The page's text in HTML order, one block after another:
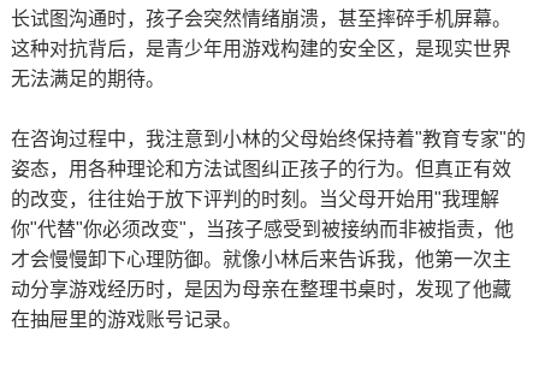
长试图沟通时，孩子会突然情绪崩溃，甚至摔碎手机屏幕。
这种对抗背后，是青少年用游戏构建的安全区，是现实世界
无法满足的期待。
在咨询过程中，我注意到小林的父母始终保持着"教育专家"的
姿态，用各种理论和方法试图纠正孩子的行为。但真正有效
的改变，往往始于放下评判的时刻。当父母开始用"我理解
你"代替"你必须改变"，当孩子感受到被接纳而非被指责，他
才会慢慢卸下心理防御。就像小林后来告诉我，他第一次主
动分享游戏经历时，是因为母亲在整理书桌时，发现了他藏
在抽屉里的游戏账号记录。